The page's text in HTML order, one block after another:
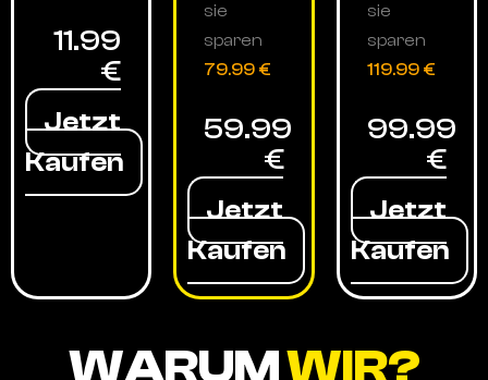
11.99
€
Jetzt
Kaufen
sie
sparen
79.99 €
59.99
€
Jetzt
Kaufen
sie
sparen
119.99 €
99.99
€
Jetzt
Kaufen
WARUMWIR?